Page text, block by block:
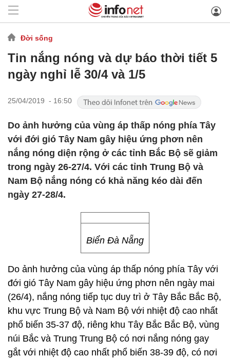
Đời sống
Tin nắng nóng và dự báo thời tiết 5
ngày nghỉ lễ 30/4 và 1/5
25/04/2019 - 16:50
Do ảnh hưởng của vùng áp thấp nóng phía Tây
với đới gió Tây Nam gây hiệu ứng phơn nên
nắng nóng diện rộng ở các tỉnh Bắc Bộ sẽ giảm
trong ngày 26-27/4. Với các tỉnh Trung Bộ và
Nam Bộ nắng nóng có khả năng kéo dài đến
ngày 27-28/4.
Biển Đà Nẵng
Do ảnh hưởng của vùng áp thấp nóng phía Tây với
đới gió Tây Nam gây hiệu ứng phơn nên ngày mai
(26/4), nắng nóng tiếp tục duy trì ở Tây Bắc Bắc Bộ,
khu vực Trung Bộ và Nam Bộ với nhiệt độ cao nhất
phổ biến 35-37 độ, riêng khu Tây Bắc Bắc Bộ, vùng
núi Bắc và Trung Trung Bộ có nơi nắng nóng gay
gắt với nhiệt độ cao nhất phổ biến 38-39 độ, có nơi